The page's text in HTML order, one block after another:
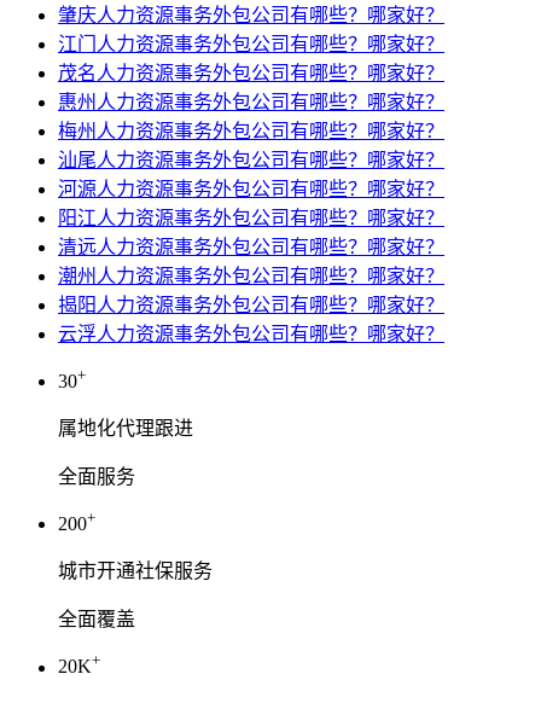
肇庆人力资源事务外包公司有哪些？哪家好？
江门人力资源事务外包公司有哪些？哪家好？
茂名人力资源事务外包公司有哪些？哪家好？
惠州人力资源事务外包公司有哪些？哪家好？
梅州人力资源事务外包公司有哪些？哪家好？
汕尾人力资源事务外包公司有哪些？哪家好？
河源人力资源事务外包公司有哪些？哪家好？
阳江人力资源事务外包公司有哪些？哪家好？
清远人力资源事务外包公司有哪些？哪家好？
潮州人力资源事务外包公司有哪些？哪家好？
揭阳人力资源事务外包公司有哪些？哪家好？
云浮人力资源事务外包公司有哪些？哪家好？
30+
属地化代理跟进
全面服务
200+
城市开通社保服务
全面覆盖
20K+